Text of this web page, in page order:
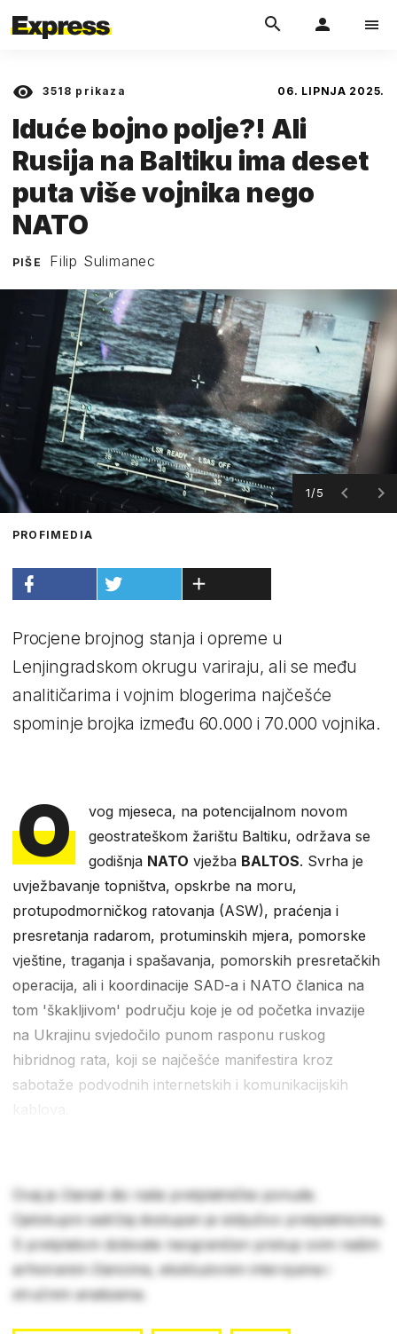
3518 prikaza 06. LIPNJA 2025.
Iduće bojno polje?! Ali
Rusija na Baltiku ima deset
puta više vojnika nego
NATO
PIŠE Filip Sulimanec
1/5
PROFIMEDIA
Procjene brojnog stanja i opreme u
Lenjingradskom okrugu variraju, ali se među
analitičarima i vojnim blogerima najčešće
spominje brojka između 60.000 i 70.000 vojnika.
O
vog mjeseca, na potencijalnom novom
geostrateškom žarištu Baltiku, održava se
godišnja NATO vježba BALTOS. Svrha je
uvježbavanje topništva, opskrbe na moru,
protupodmorničkog ratovanja (ASW), praćenja i
presretanja radarom, protuminskih mjera, pomorske
vještine, traganja i spašavanja, pomorskih presretačkih
operacija, ali i koordinacije SAD-a i NATO članica na
tom 'škakljivom' području koje je od početka invazije
na Ukrajinu svjedočilo punom rasponu ruskog
hibridnog rata, koji se najčešće manifestira kroz
sabotaže podvodnih internetskih i komunikacijskih
Ovaj je članak dio naše pretplatničke ponude.
Cjelokupni sadržaj dostupan je isključivo pretplatnicima.
S pretplatom dobivate neograničen pristup svim našim
arhiviranim člancima, ekskluzivnim intervjuima i
stručnim analizama.